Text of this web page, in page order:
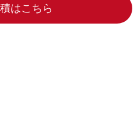
はこちら